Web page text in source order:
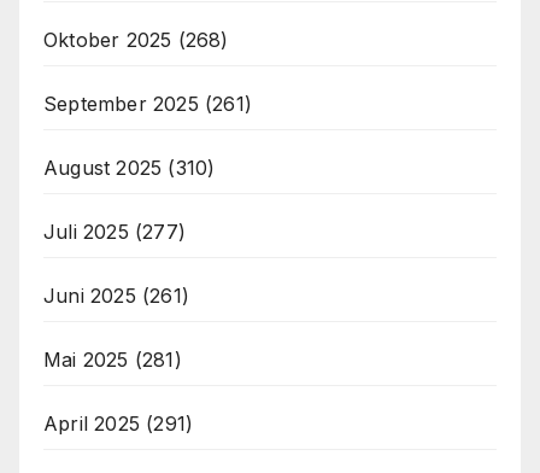
Oktober 2025 (268)
September 2025 (261)
August 2025 (310)
Juli 2025 (277)
Juni 2025 (261)
Mai 2025 (281)
April 2025 (291)